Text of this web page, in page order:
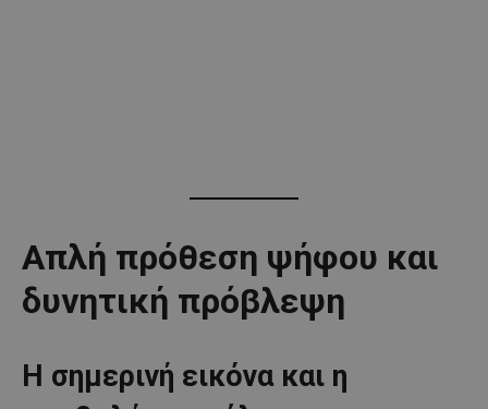
Απλή πρόθεση ψήφου και
δυνητική πρόβλεψη
Η σημερινή εικόνα και η